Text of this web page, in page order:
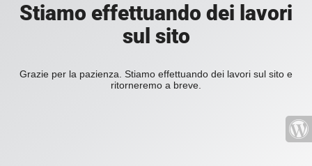
Stiamo effettuando dei lavori
sul sito
Grazie per la pazienza. Stiamo effettuando dei lavori sul sito e
ritorneremo a breve.